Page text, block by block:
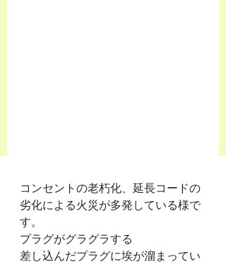
コンセントの老朽化、延長コードの
劣化による火災が多発している様で
す。
プラグがグラグラする
差し込んだプラグに埃が溜まってい